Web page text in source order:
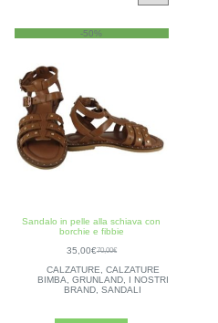
-50%
Sandalo in pelle alla schiava con
borchie e fibbie
70,00€
35,00€
CALZATURE
CALZATURE
BIMBA
GRUNLAND, I NOSTRI
BRAND ,SANDALI